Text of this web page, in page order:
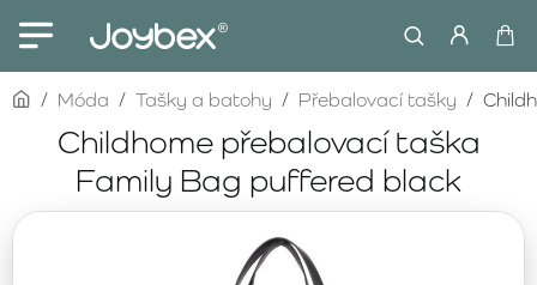
Childhome přebalovací taška
Family Bag puffered black
homeMóda Tašky a batohy Přebalovací tašky